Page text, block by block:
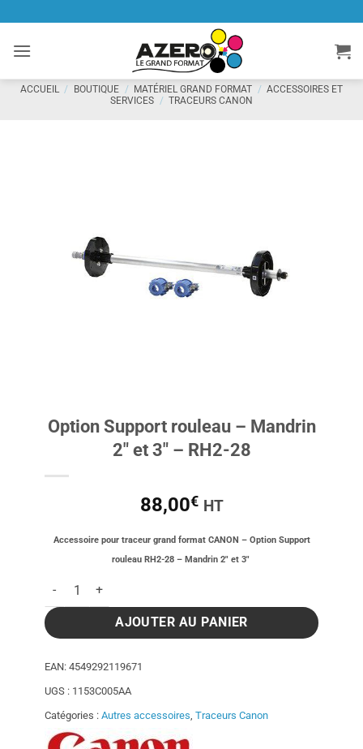
contenu
ACCUEIL / BOUTIQUE / MATÉRIEL GRAND FORMAT / ACCESSOIRES ET
SERVICES / TRACEURS CANON
Option Support rouleau – Mandrin
2″ et 3″ – RH2-28
88,00€ HT
Accessoire pour traceur grand format CANON – Option Support
rouleau RH2-28 – Mandrin 2″ et 3″
quantité de Option Support rouleau - Mandrin 2" et 3" - RH2-
AJOUTER AU PANIER
EAN: 4549292119671
UGS : 1153C005AA
Catégories : Autres accessoires, Traceurs Canon